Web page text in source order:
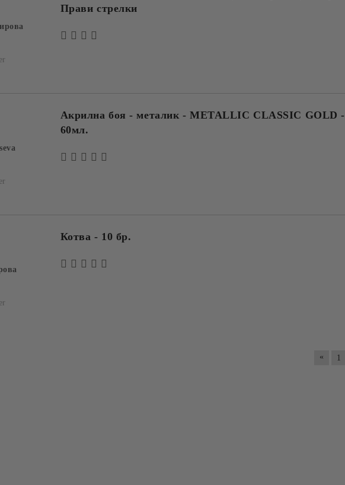
Прави стрелки
Акрилна боя - металик - METALLIC CLASSIC GOLD -
60мл.
Котва - 10 бр.
« 1